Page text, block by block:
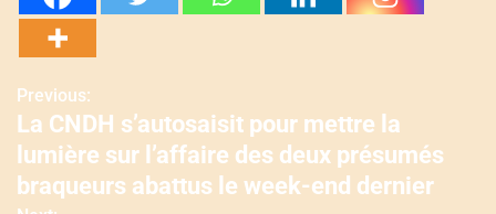
N
a
v
Previous:
La CNDH s’autosaisit pour mettre la
lumière sur l’affaire des deux présumés
braqueurs abattus le week-end dernier